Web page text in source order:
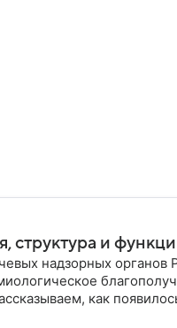
структура и
надзорных органов
как